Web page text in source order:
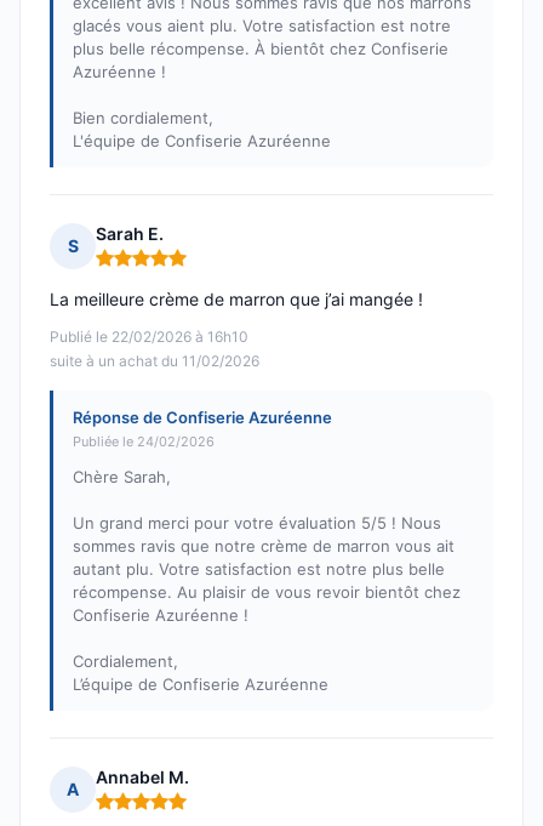
glacés vous aient plu. Votre satisfaction est notre
plus belle récompense. À bientôt chez Confiserie
Azuréenne !
Bien cordialement,
L'équipe de Confiserie Azuréenne
S
Sarah E.
Note : 5 sur 5
Publié le 22/02/2026 à 16h10
suite à un achat du 11/02/2026
La meilleure crème de marron que j’ai mangée !
Réponse de Confiserie Azuréenne
Publiée le 24/02/2026
Chère Sarah,
Un grand merci pour votre évaluation 5/5 ! Nous
sommes ravis que notre crème de marron vous ait
autant plu. Votre satisfaction est notre plus belle
récompense. Au plaisir de vous revoir bientôt chez
Confiserie Azuréenne !
Cordialement,
L’équipe de Confiserie Azuréenne
A
Annabel M.
Note : 5 sur 5